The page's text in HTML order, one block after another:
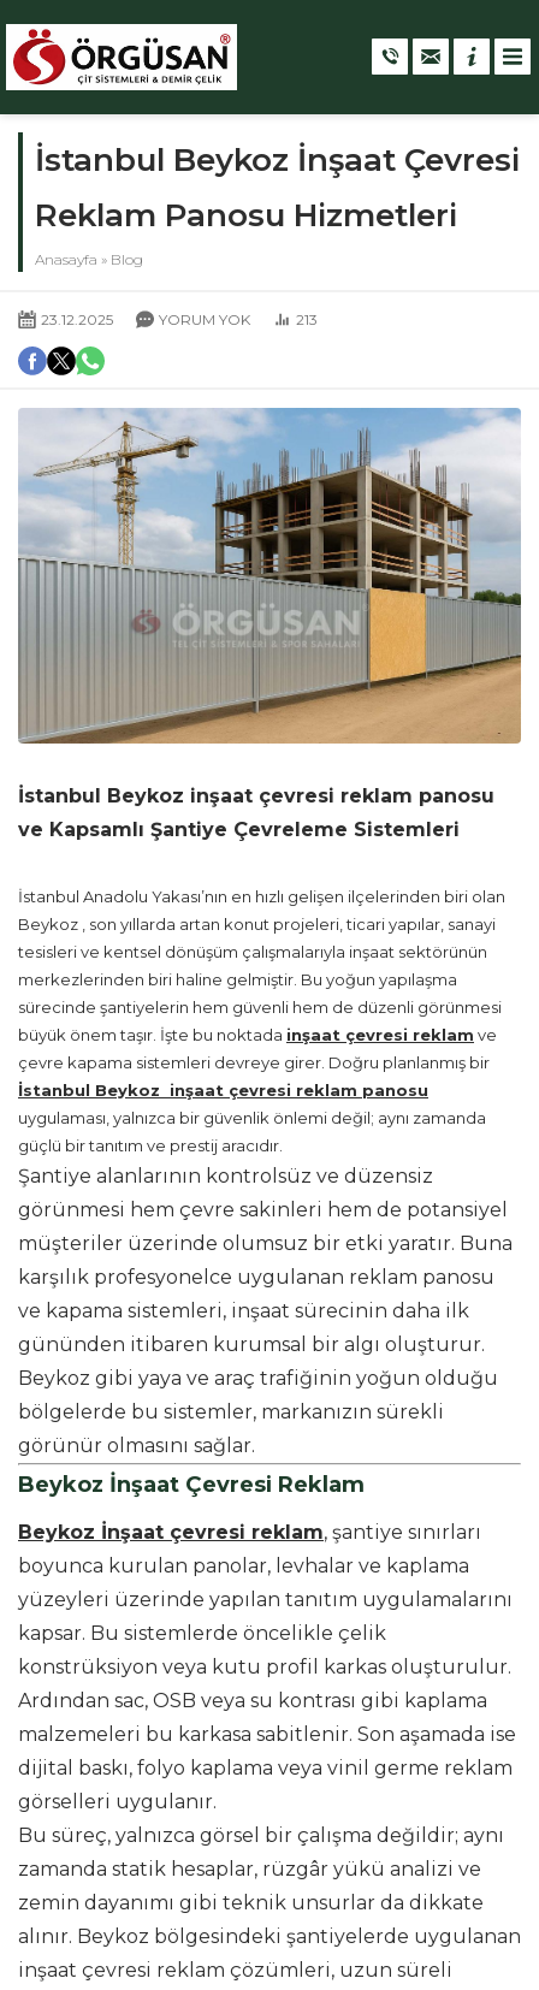
İstanbul Beykoz İnşaat Çevresi
Reklam Panosu Hizmetleri
Anasayfa » Blog
23.12.2025 YORUM YOK 213
İstanbul Beykoz inşaat çevresi reklam panosu
ve Kapsamlı Şantiye Çevreleme Sistemleri
İstanbul Anadolu Yakası’nın en hızlı gelişen ilçelerinden biri olan
Beykoz , son yıllarda artan konut projeleri, ticari yapılar, sanayi
tesisleri ve kentsel dönüşüm çalışmalarıyla inşaat sektörünün
merkezlerinden biri haline gelmiştir. Bu yoğun yapılaşma
sürecinde şantiyelerin hem güvenli hem de düzenli görünmesi
büyük önem taşır. İşte bu noktada inşaat çevresi reklam ve
çevre kapama sistemleri devreye girer. Doğru planlanmış bir
İstanbul Beykoz inşaat çevresi reklam panosu
uygulaması, yalnızca bir güvenlik önlemi değil; aynı zamanda
güçlü bir tanıtım ve prestij aracıdır.
Şantiye alanlarının kontrolsüz ve düzensiz
görünmesi hem çevre sakinleri hem de potansiyel
müşteriler üzerinde olumsuz bir etki yaratır. Buna
karşılık profesyonelce uygulanan reklam panosu
ve kapama sistemleri, inşaat sürecinin daha ilk
gününden itibaren kurumsal bir algı oluşturur.
Beykoz gibi yaya ve araç trafiğinin yoğun olduğu
bölgelerde bu sistemler, markanızın sürekli
görünür olmasını sağlar.
Beykoz İnşaat Çevresi Reklam
Beykoz İnşaat çevresi reklam, şantiye sınırları
boyunca kurulan panolar, levhalar ve kaplama
yüzeyleri üzerinde yapılan tanıtım uygulamalarını
kapsar. Bu sistemlerde öncelikle çelik
konstrüksiyon veya kutu profil karkas oluşturulur.
Ardından sac, OSB veya su kontrası gibi kaplama
malzemeleri bu karkasa sabitlenir. Son aşamada ise
dijital baskı, folyo kaplama veya vinil germe reklam
görselleri uygulanır.
Bu süreç, yalnızca görsel bir çalışma değildir; aynı
zamanda statik hesaplar, rüzgâr yükü analizi ve
zemin dayanımı gibi teknik unsurlar da dikkate
alınır. Beykoz bölgesindeki şantiyelerde uygulanan
inşaat çevresi reklam çözümleri, uzun süreli